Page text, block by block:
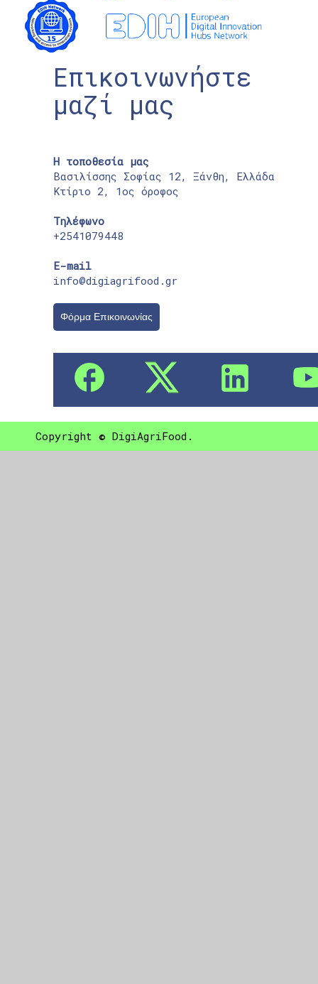
Επικοινωνήστε
μαζί μας
Η τοποθεσία μας
Βασιλίσσης Σοφίας 12, Ξάνθη, Ελλάδα
Κτίριο 2, 1ος όροφος
Τηλέφωνο
+2541079448
E-mail
info@digiagrifood.gr
Φόρμα Επικοινωνίας
Copyright © DigiAgriFood.